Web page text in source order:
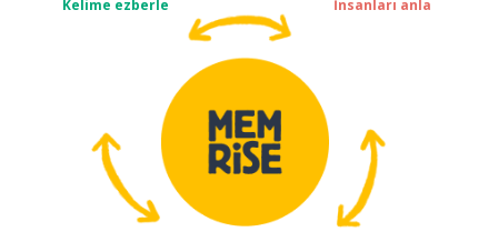
Kelime ezberle İnsanları anla